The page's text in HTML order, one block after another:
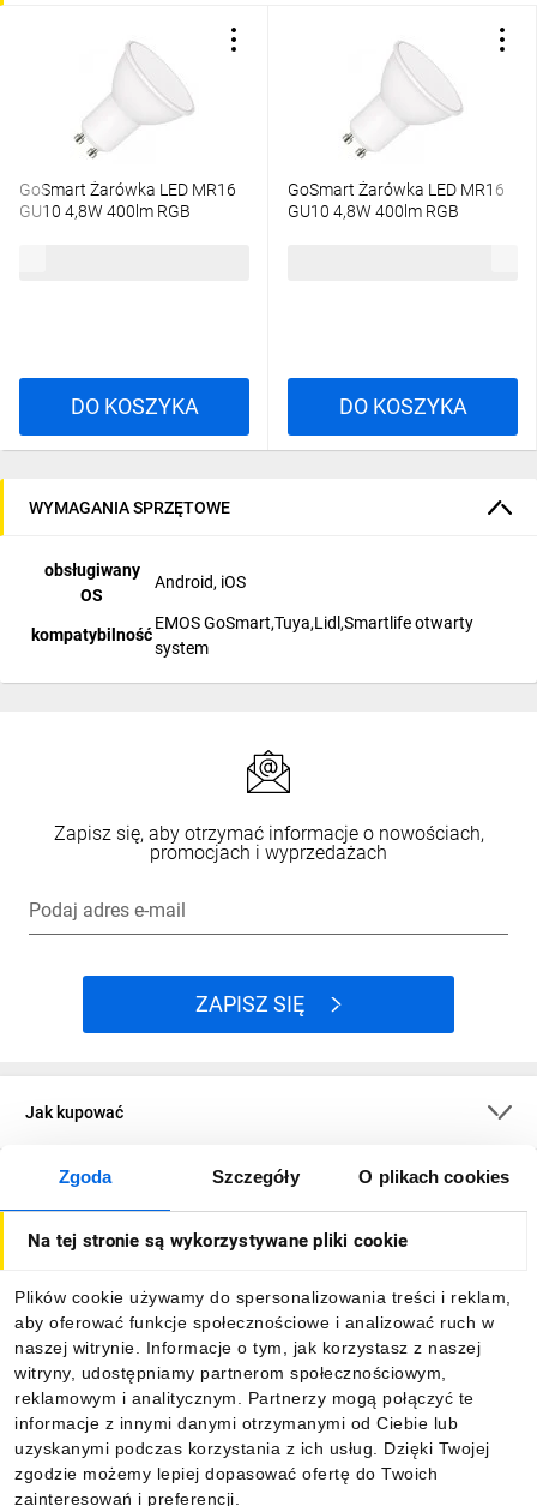
Zgoda Szczegóły O plikach cookies
Na tej stronie są wykorzystywane pliki cookie
Plików cookie używamy do spersonalizowania treści i reklam,
aby oferować funkcje społecznościowe i analizować ruch w
naszej witrynie. Informacje o tym, jak korzystasz z naszej
witryny, udostępniamy partnerom społecznościowym,
reklamowym i analitycznym. Partnerzy mogą połączyć te
informacje z innymi danymi otrzymanymi od Ciebie lub
uzyskanymi podczas korzystania z ich usług. Dzięki Twojej
zgodzie możemy lepiej dopasować ofertę do Twoich
zainteresowań i preferencji.
GoSmart Żarówka LED MR16
GU10 4,8W 400lm RGB
DO KOSZYKA
GoSmart Żarówka LED MR16
GU10 4,8W 400lm RGB
DO KOSZYKA
WYMAGANIA SPRZĘTOWE
obsługiwany
OS
Android, iOS
kompatybilność
EMOS GoSmart,Tuya,Lidl,Smartlife otwarty
system
Zapisz się, aby otrzymać informacje o nowościach,
promocjach i wyprzedażach
Podaj adres e-mail
ZAPISZ SIĘ
Jak kupować
O firmie
Informacje
Pobierz naszą aplikację mobilną: